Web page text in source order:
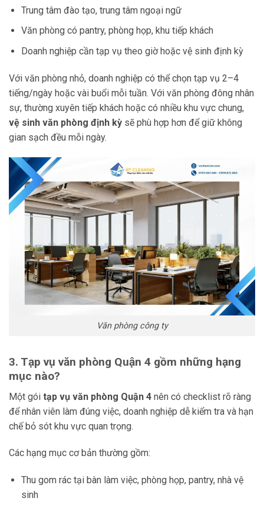
Trung tâm đào tạo, trung tâm ngoại ngữ
Văn phòng có pantry, phòng họp, khu tiếp khách
Doanh nghiệp cần tạp vụ theo giờ hoặc vệ sinh định kỳ
Với văn phòng nhỏ, doanh nghiệp có thể chọn tạp vụ 2–4
tiếng/ngày hoặc vài buổi mỗi tuần. Với văn phòng đông nhân
sự, thường xuyên tiếp khách hoặc có nhiều khu vực chung,
vệ sinh văn phòng định kỳ sẽ phù hợp hơn để giữ không
gian sạch đều mỗi ngày.
Văn phòng công ty
3. Tạp vụ văn phòng Quận 4 gồm những hạng
mục nào?
Một gói tạp vụ văn phòng Quận 4 nên có checklist rõ ràng
để nhân viên làm đúng việc, doanh nghiệp dễ kiểm tra và hạn
chế bỏ sót khu vực quan trọng.
Các hạng mục cơ bản thường gồm:
Thu gom rác tại bàn làm việc, phòng họp, pantry, nhà vệ
sinh